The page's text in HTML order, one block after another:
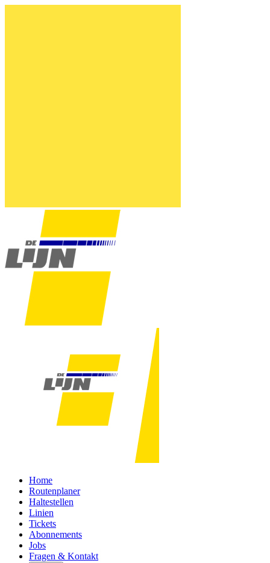
Home
Routenplaner
Haltestellen
Linien
Tickets
Abonnements
Jobs
Fragen & Kontakt